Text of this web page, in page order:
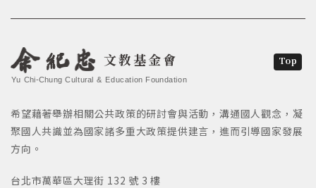
文教基金會
Yu Chi-Chung Cultural & Education Foundation
希望藉著舉辦相關公共政策的研討會與活動，溝通國人觀念，凝
聚國人共識並為國家諸多重大政策提供建言，進而引導國家發展
方向。
台北市萬華區大理街 132 號 3 樓
Top